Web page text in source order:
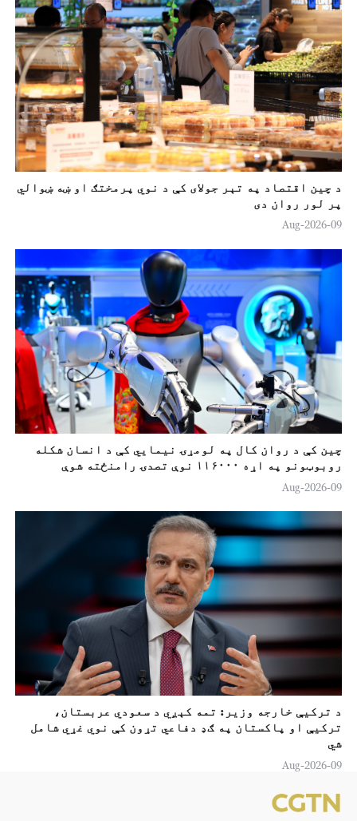
د چين اقتصاد په تېر جولای کې د نوي پرمختګ او ښه ښوالي
پر لور روان دی
09-Aug-2026
چين کې د روان کال په لومړۍ نیمایي کې د انسان شکله
روبوټونو په اړه ۱۱۶۰۰۰ نوې تصدۍ رامنځته شوې
09-Aug-2026
د ترکيې خارجه وزير: تمه کېږي د سعودي عربستان،
ترکيې او پاکستان په ګډ دفاعي تړون کې نوي غړي شامل
شي
09-Aug-2026